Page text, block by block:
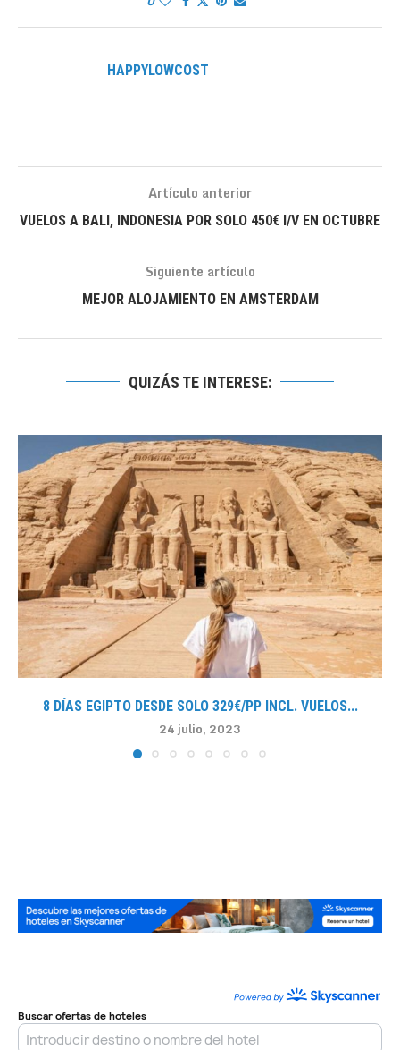
HAPPYLOWCOST
Artículo anterior
VUELOS A BALI, INDONESIA POR SOLO 450€ I/V EN OCTUBRE
Siguiente artículo
MEJOR ALOJAMIENTO EN AMSTERDAM
QUIZÁS TE INTERESE:
8 DÍAS EGIPTO DESDE SOLO 329€/PP INCL. VUELOS...
24 julio, 2023